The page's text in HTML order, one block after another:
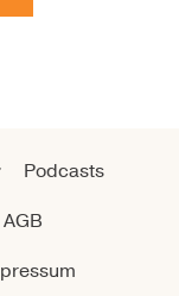
Podcasts
AGB